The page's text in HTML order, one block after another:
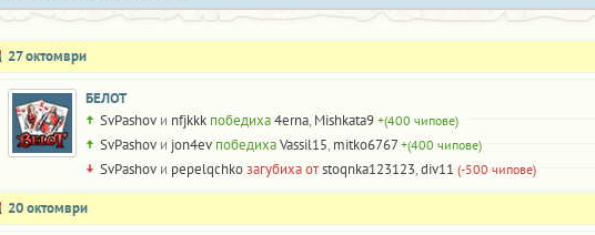
27 октомври
БЕЛОТ
SvPashov и nfjkkk победиха4erna, Mishkata9 +(400 чипове)
SvPashov и jon4ev победихаVassil15, mitko6767 +(400 чипове)
SvPashov и pepelqchkoзагубиха отstoqnka123123,div11 (-500 чипове)
20 октомври